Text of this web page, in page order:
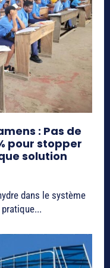
: Pas de
pour stopper
solution
dans le système